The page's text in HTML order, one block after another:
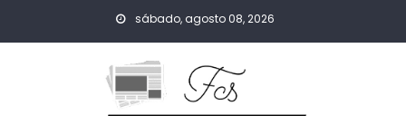
sábado, agosto 08, 2026